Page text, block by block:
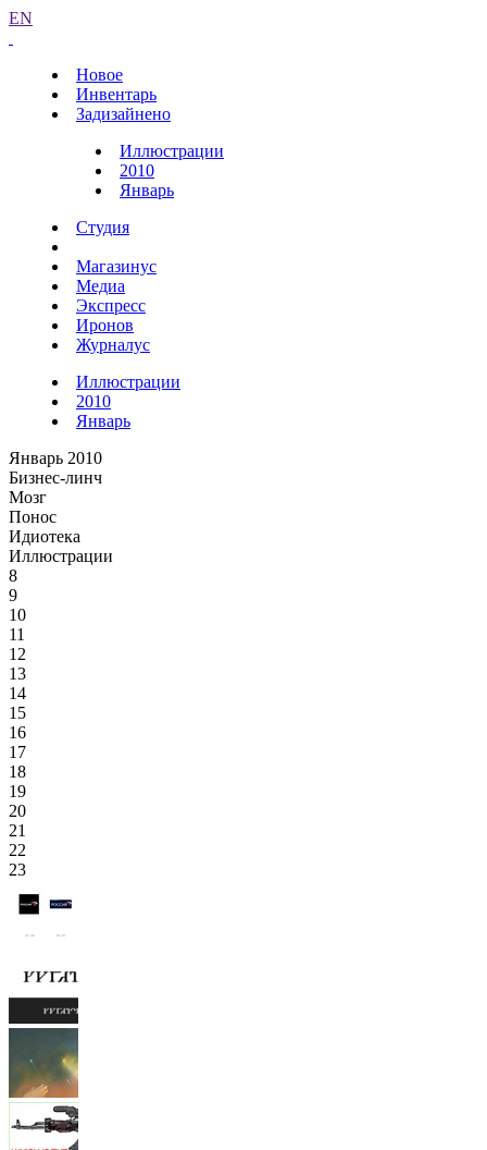
EN
Новое
Инвентарь
Задизайнено
Иллюстрации
2010
Январь
Студия
Магазинус
Медиа
Экспресс
Иронов
Журналус
Иллюстрации
2010
Январь
Январь 2010
Бизнес-линч
Мозг
Понос
Идиотека
Иллюстрации
8
9
10
11
12
13
14
15
16
17
18
19
20
21
22
23